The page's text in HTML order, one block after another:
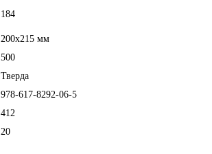
184
200х215 мм
500
Тверда
978-617-8292-06-5
412
20